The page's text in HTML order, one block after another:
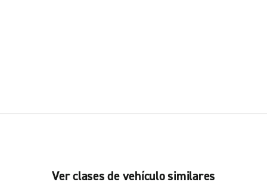
Ver clases de vehículo similares